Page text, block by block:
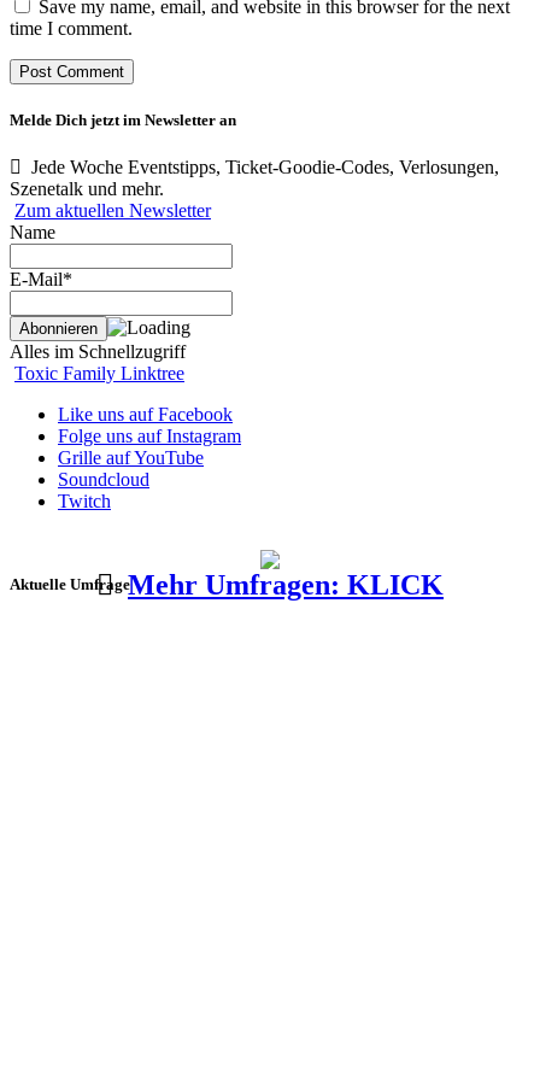
Save my name, email, and website in this browser for the next
time I comment.
Melde Dich jetzt im Newsletter an
Jede Woche Eventstipps, Ticket-Goodie-Codes, Verlosungen,
Szenetalk und mehr.
Zum aktuellen Newsletter
Name
E-Mail*
Alles im Schnellzugriff
Toxic Family Linktree
Like uns auf Facebook
Folge uns auf Instagram
Grille auf YouTube
Soundcloud
Twitch
Aktuelle UmfrageMehr Umfragen: KLICK